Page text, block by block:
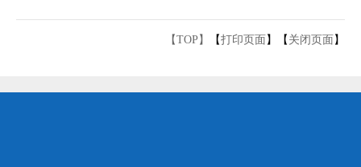
【TOP】 【打印页面 】【 关闭页面 】